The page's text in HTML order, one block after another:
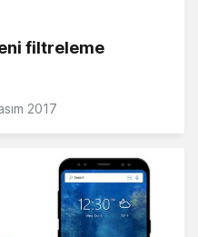
filtreleme
2017